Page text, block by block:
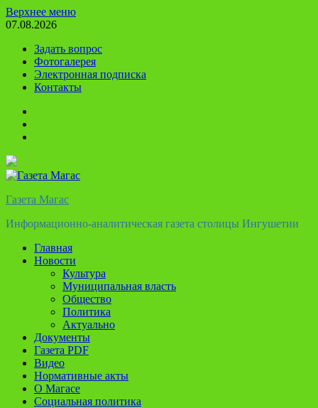
Перейти
к
Верхнее меню
07.08.2026
Задать вопрос
Фотогалерея
Электронная подписка
Контакты
Газета Магас
Информационно-аналитическая газета столицы Ингушетии
Главная
Новости
Культура
Муниципальная власть
Общество
Политика
Актуально
Документы
Газета PDF
Видео
Нормативные акты
О Магасе
Социальная политика